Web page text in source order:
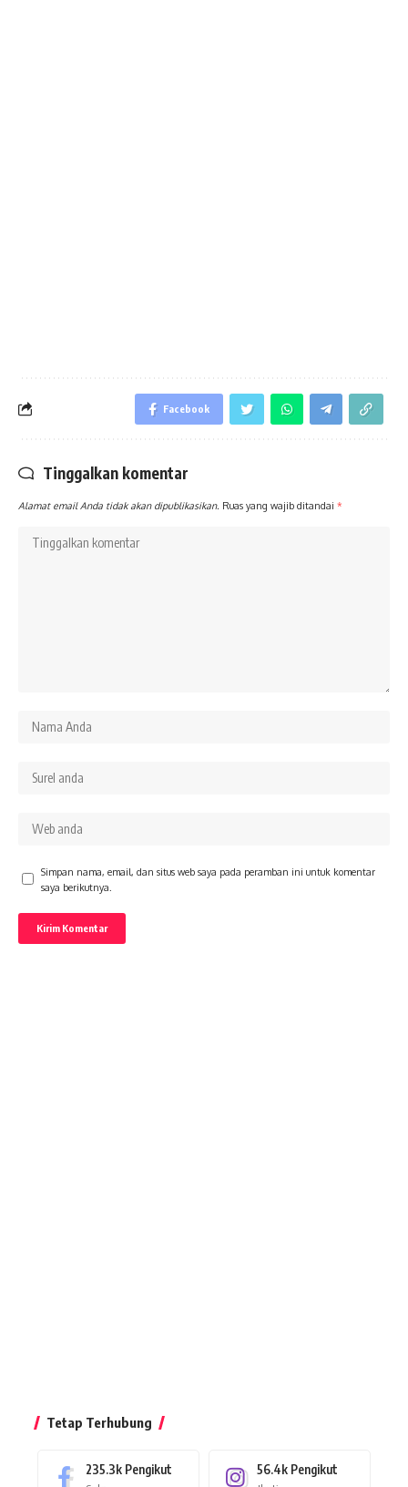
Facebook
Tinggalkan komentar
Alamat email Anda tidak akan dipublikasikan. Ruas yang wajib ditandai *
Simpan nama, email, dan situs web saya pada peramban ini untuk komentar
saya berikutnya.
Tetap Terhubung
235.3k Pengikut 56.4k Pengikut